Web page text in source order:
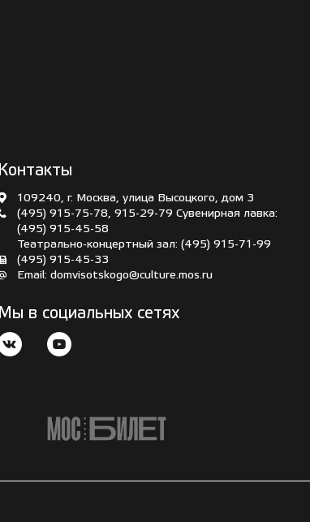
Контакты
109240, г. Москва, улица Высоцкого, дом 3
(495) 915-75-78, 915-29-79 Сувенирная лавка:
(495) 915-45-58
Театрально-концертный зал: (495) 915-71-99
(495) 915-45-33
Email: domvisotskogo@culture.mos.ru
Мы в социальных сетях